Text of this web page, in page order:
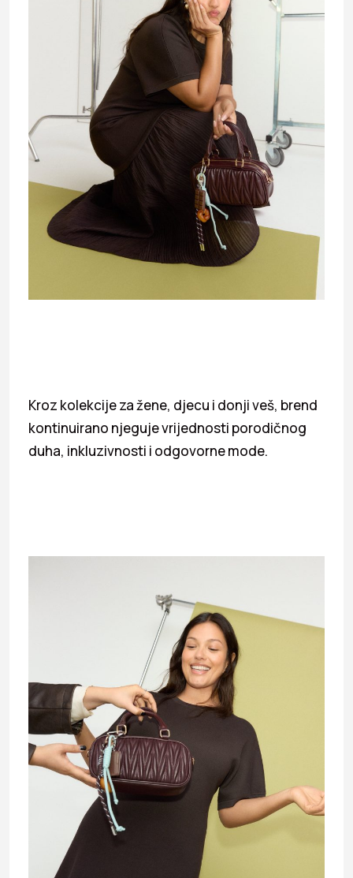
Kroz kolekcije za žene, djecu i donji veš, brend
kontinuirano njeguje vrijednosti porodičnog
duha, inkluzivnosti i odgovorne mode.